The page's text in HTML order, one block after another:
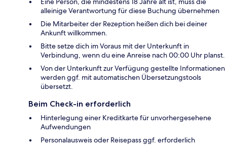
alleinige Verantwortung für diese Buchung übernehmen
Die Mitarbeiter der Rezeption heißen dich bei deiner
Ankunft willkommen.
Bitte setze dich im Voraus mit der Unterkunft in
Verbindung, wenn du eine Anreise nach 00:00 Uhr planst.
Von der Unterkunft zur Verfügung gestellte Informationen
werden ggf. mit automatischen Übersetzungstools
übersetzt.
Beim Check-in erforderlich
Hinterlegung einer Kreditkarte für unvorhergesehene
Aufwendungen
Personalausweis oder Reisepass ggf. erforderlich